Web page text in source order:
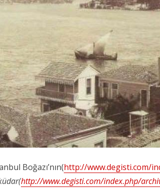
Boğazı’nın(http://www.degisti.com/
http://www.degisti.com/index.php/